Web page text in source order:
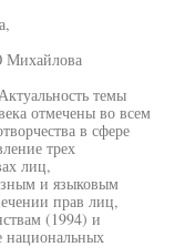
Михайлова
темы
отмечены во всем
в сфере
трех
лиц,
и языковым
прав лиц,
(1994) и
национальных